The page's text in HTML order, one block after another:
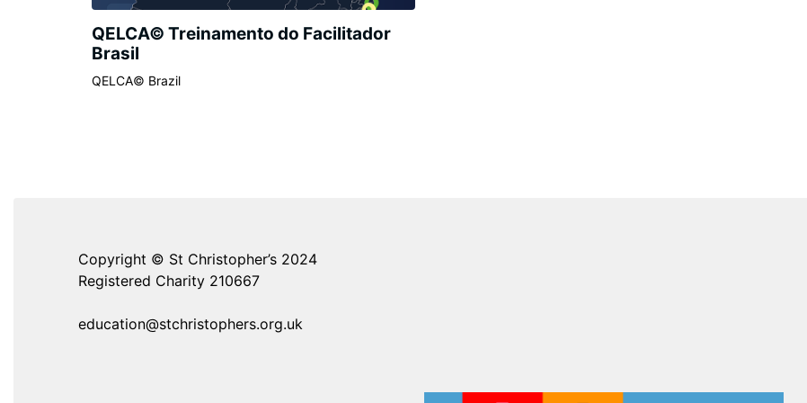
QELCA© Treinamento do Facilitador
Brasil
QELCA© Brazil
Copyright © St Christopher’s 2024
Registered Charity 210667
education@stchristophers.org.uk